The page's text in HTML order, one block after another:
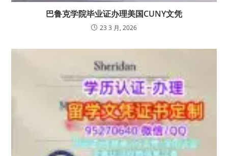
巴鲁克学院毕业证办理美国CUNY文凭
23 3 月, 2026